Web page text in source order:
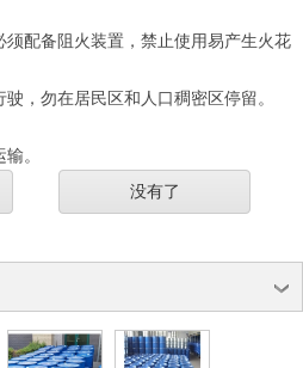
配备阻火装置，禁止使用易产生火花
，勿在居民区和人口稠密区停留。
。
没有了